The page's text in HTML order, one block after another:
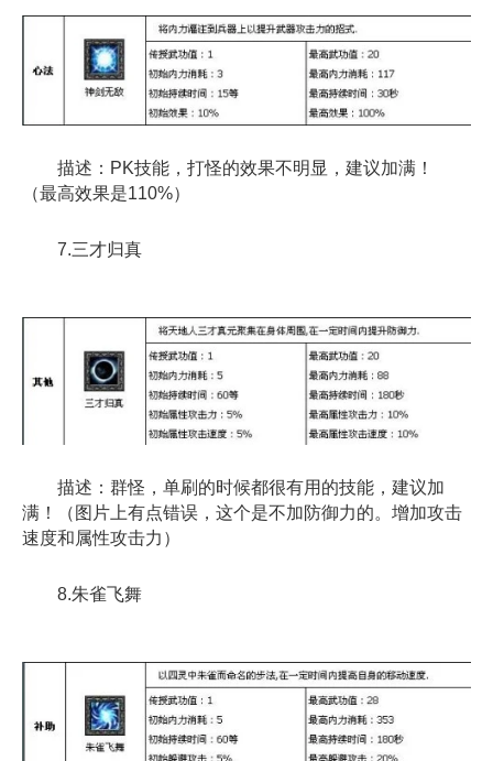
描述：PK技能，打怪的效果不明显，建议加满！
（最高效果是110%）
7.三才归真
描述：群怪，单刷的时候都很有用的技能，建议加
满！（图片上有点错误，这个是不加防御力的。增加攻击
速度和属性攻击力）
8.朱雀飞舞